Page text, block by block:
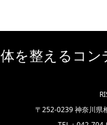
体を整えるコ
〒252-0239 神奈川県